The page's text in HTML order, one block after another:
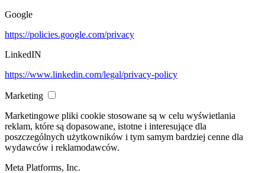
Google
https://policies.google.com/privacy
LinkedIN
https://www.linkedin.com/legal/privacy-policy
Marketing
Marketingowe pliki cookie stosowane są w celu wyświetlania
reklam, które są dopasowane, istotne i interesujące dla
poszczególnych użytkowników i tym samym bardziej cenne dla
wydawców i reklamodawców.
Meta Platforms, Inc.